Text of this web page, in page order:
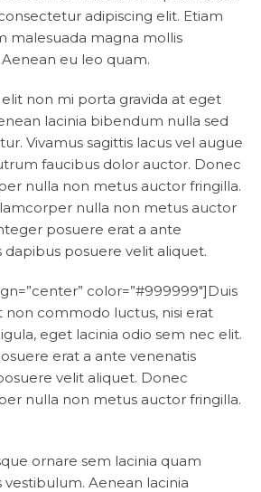
adipiscing elit. Etiam
malesuada magna mollis
eu leo quam.
non mi porta gravida at eget
lacinia bibendum nulla sed
Vivamus sagittis lacus vel augue
faucibus dolor auctor. Donec
nulla non metus auctor fringilla.
nulla non metus auctor
posuere erat a ante
dapibus posuere velit aliquet.
color=”#999999″]Duis
non commodo luctus, nisi erat
eget lacinia odio sem nec elit.
erat a ante venenatis
velit aliquet. Donec
nulla non metus auctor fringilla.
ornare sem lacinia quam
vestibulum. Aenean lacinia